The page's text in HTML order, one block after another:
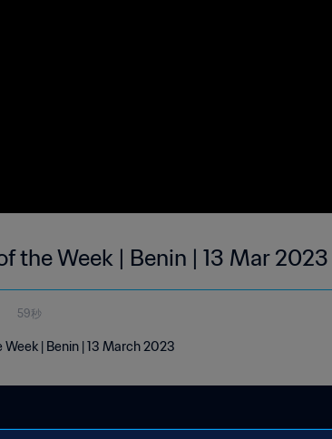
the Week | Benin | 13 Mar 2023
59秒
Week | Benin | 13 March 2023